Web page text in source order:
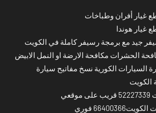
غيار أفران وطباخات
غيار هوندا
جيد مع برمجة رسيفر كاملة في الكويت
الحشرات مكافحة الارضة او النمل الابيض
السيارات الكورية نسخ مفاتيح سيارة
الكويت
فوري